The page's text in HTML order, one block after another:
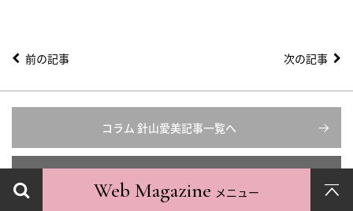
前の記事 次の記事
コラム 針山愛美記事一覧へ
Web Magazine メニュー